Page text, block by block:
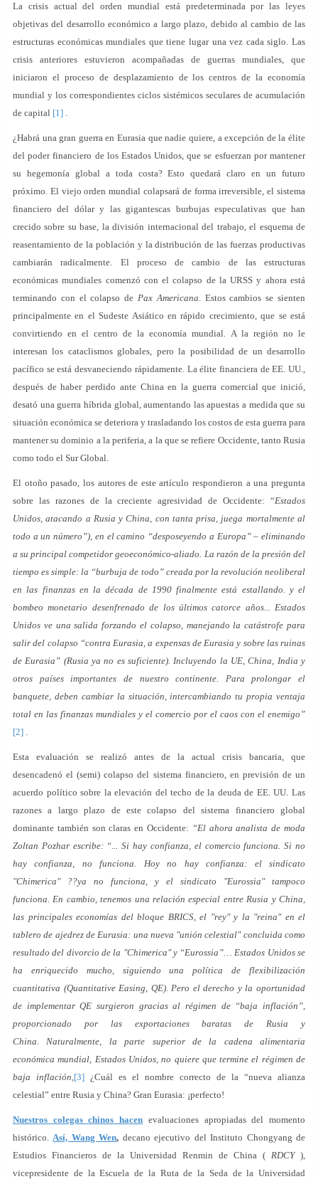
La crisis actual del orden mundial está predeterminada por las leyes
objetivas del desarrollo económico a largo plazo, debido al cambio de las
estructuras económicas mundiales que tiene lugar una vez cada siglo. Las
crisis anteriores estuvieron acompañadas de guerras mundiales, que
iniciaron el proceso de desplazamiento de los centros de la economía
mundial y los correspondientes ciclos sistémicos seculares de acumulación
de capital [1] .
¿Habrá una gran guerra en Eurasia que nadie quiere, a excepción de la élite
del poder financiero de los Estados Unidos, que se esfuerzan por mantener
su hegemonía global a toda costa? Esto quedará claro en un futuro
próximo. El viejo orden mundial colapsará de forma irreversible, el sistema
financiero del dólar y las gigantescas burbujas especulativas que han
crecido sobre su base, la división internacional del trabajo, el esquema de
reasentamiento de la población y la distribución de las fuerzas productivas
cambiarán radicalmente. El proceso de cambio de las estructuras
económicas mundiales comenzó con el colapso de la URSS y ahora está
terminando con el colapso de Pax Americana. Estos cambios se sienten
principalmente en el Sudeste Asiático en rápido crecimiento, que se está
convirtiendo en el centro de la economía mundial. A la región no le
interesan los cataclismos globales, pero la posibilidad de un desarrollo
pacífico se está desvaneciendo rápidamente. La élite financiera de EE. UU.,
después de haber perdido ante China en la guerra comercial que inició,
desató una guerra híbrida global, aumentando las apuestas a medida que su
situación económica se deteriora y trasladando los costos de esta guerra para
mantener su dominio a la periferia, a la que se refiere Occidente, tanto Rusia
como todo el Sur Global.
El otoño pasado, los autores de este artículo respondieron a una pregunta
sobre las razones de la creciente agresividad de Occidente: “Estados
Unidos, atacando a Rusia y China, con tanta prisa, juega mortalmente al
todo a un número”), en el camino “desposeyendo a Europa” – eliminando
a su principal competidor geoeconómico-aliado. La razón de la presión del
tiempo es simple: la “burbuja de todo” creada por la revolución neoliberal
en las finanzas en la década de 1990 finalmente está estallando. y el
bombeo monetario desenfrenado de los últimos catorce años... Estados
Unidos ve una salida forzando el colapso, manejando la catástrofe para
salir del colapso “contra Eurasia, a expensas de Eurasia y sobre las ruinas
de Eurasia” (Rusia ya no es suficiente). Incluyendo la UE, China, India y
otros países importantes de nuestro continente. Para prolongar el
banquete, deben cambiar la situación, intercambiando tu propia ventaja
total en las finanzas mundiales y el comercio por el caos con el enemigo”
[2] .
Esta evaluación se realizó antes de la actual crisis bancaria, que
desencadenó el (semi) colapso del sistema financiero, en previsión de un
acuerdo político sobre la elevación del techo de la deuda de EE. UU. Las
razones a largo plazo de este colapso del sistema financiero global
dominante también son claras en Occidente: “El ahora analista de moda
Zoltan Pozhar escribe: “... Si hay confianza, el comercio funciona. Si no
hay confianza, no funciona. Hoy no hay confianza: el sindicato
"Chimerica" ??ya no funciona, y el sindicato "Eurossia" tampoco
funciona. En cambio, tenemos una relación especial entre Rusia y China,
las principales economías del bloque BRICS, el "rey" y la "reina" en el
tablero de ajedrez de Eurasia: una nueva "unión celestial" concluida como
resultado del divorcio de la "Chimerica" y “Eurossia”… Estados Unidos se
ha enriquecido mucho, siguiendo una política de flexibilización
cuantitativa (Quantitative Easing, QE). Pero el derecho y la oportunidad
de implementar QE surgieron gracias al régimen de “baja inflación”,
proporcionado por las exportaciones baratas de Rusia y
China. Naturalmente, la parte superior de la cadena alimentaria
económica mundial, Estados Unidos, no quiere que termine el régimen de
baja inflación,[3] ¿Cuál es el nombre correcto de la “nueva alianza
celestial” entre Rusia y China? Gran Eurasia: ¡perfecto!
Nuestros colegas chinos hacen evaluaciones apropiadas del momento
histórico.Así, Wang Wen, decano ejecutivo del Instituto Chongyang de
Estudios Financieros de la Universidad Renmin de China ( RDCY),
vicepresidente de la Escuela de la Ruta de la Seda de la Universidad